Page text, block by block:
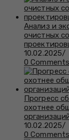
Анализ и
очистных
10.02.2025/
0 Comments
Прогресс
охотнее
10.02.2025/
0 Comments